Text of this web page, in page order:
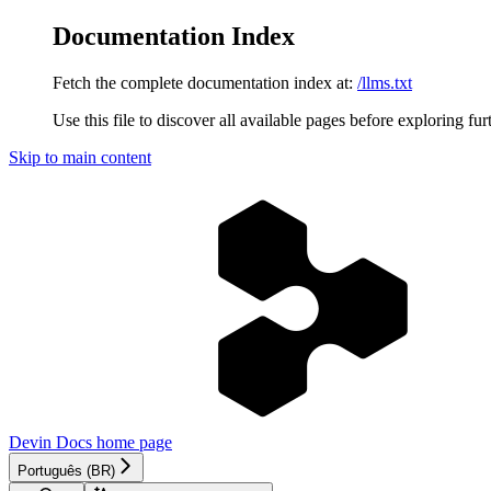
Documentation Index
Fetch the complete documentation index at: /llms.txt
Use this file to discover all available pages before exploring
Skip to main content
Devin Docs home page
Português (BR)